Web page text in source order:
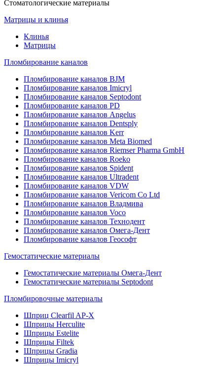
Стоматологические материалы
Матрицы и клинья
Клинья
Матрицы
Пломбирование каналов
Пломбирование каналов BJM
Пломбирование каналов Imicryl
Пломбирование каналов Septodont
Пломбирование каналов PD
Пломбирование каналов Angelus
Пломбирование каналов Dentsply
Пломбирование каналов Kerr
Пломбирование каналов Meta Biomed
Пломбирование каналов Riemser Pharma GmbH
Пломбирование каналов Roeko
Пломбирование каналов Spident
Пломбирование каналов Ultradent
Пломбирование каналов VDW
Пломбирование каналов Vericom Co Ltd
Пломбирование каналов Владмива
Пломбирование каналов Voco
Пломбирование каналов Технодент
Пломбирование каналов Омега-Дент
Пломбирование каналов Геософт
Гемостатические материалы
Гемостатические материалы Омега-Дент
Гемостатические материалы Septodont
Пломбировочные материалы
Шприц Clearfil AP-X
Шприцы Herculite
Шприцы Estelite
Шприцы Filtek
Шприцы Gradia
Шприцы Imicryl